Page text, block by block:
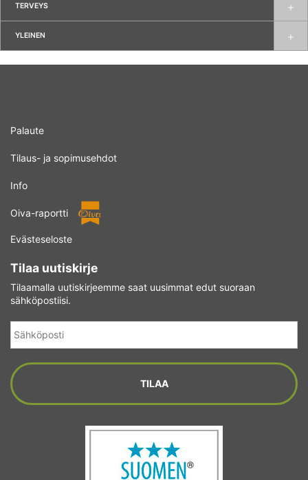
TERVEYS
YLEINEN
Palaute
Tilaus- ja sopimusehdot
Info
Oiva-raportti
Evästeseloste
Tilaa uutiskirje
Tilaamalla uutiskirjeemme saat uusimmat edut suoraan
sähköpostiisi.